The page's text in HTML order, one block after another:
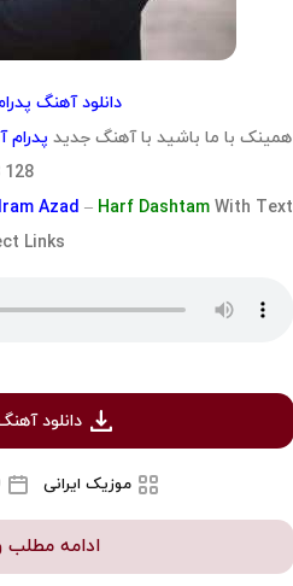
دانلود آهنگ
همینک با ما باشید با آهنگ جدید پدرام
128 MP3
Azad – Harf Dashtam With Text
Links
دانلود
موزیک ایرانی
ادامه مطلب